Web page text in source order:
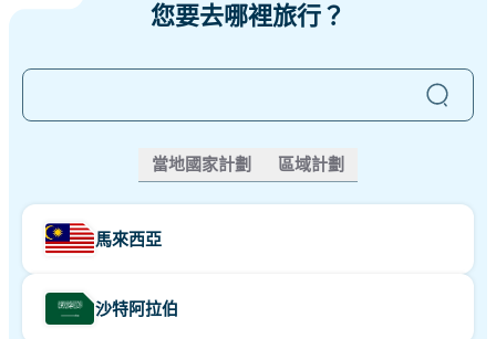
您要去哪裡旅行？
沒有找到您想要的？ 點擊這裡嘗試。
當地國家計劃 區域計劃
馬來西亞
沙特阿拉伯